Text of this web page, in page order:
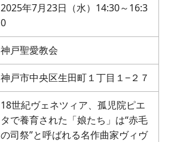
2025年7月23日（水）14:30～16:3
0
神戸聖愛教会
神戸市中央区生田町１丁目１−２７
18世紀ヴェネツィア、孤児院ピエ
タで養育された「娘たち」は“赤毛
の司祭”と呼ばれる名作曲家ヴィヴ